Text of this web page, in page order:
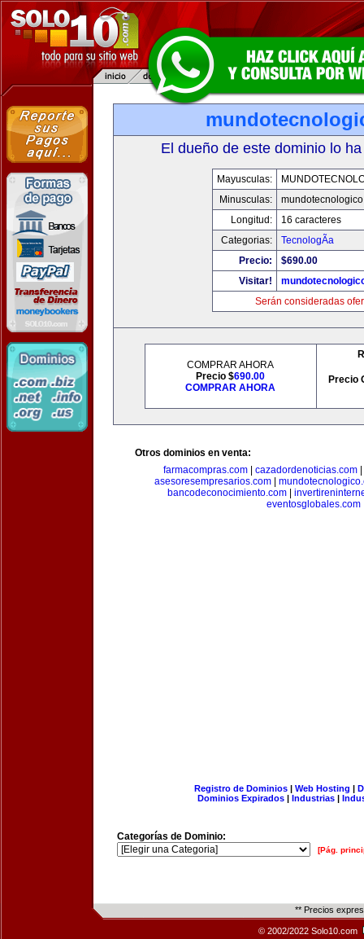
El dueño de este dominio lo
Mayusculas:
Minusculas:
Longitud:
16 caracteres
Categorias:
TecnologÃ­a
Precio:
$690.00
Visitar!
Serán consideradas
COMPRAR AHORA
Precio $690.00
COMPRAR AHORA
Precio
Otros dominios en venta:
farmacompras.com
cazadordenoticias.com
asesoresempresarios.com
bancodeconocimiento.com
eventosglobales.com
Registro de Dominios| Web Hosting |
Dominios Expirados | Industrias |
Categorías de Dominio:
[Pág.
** Precios
© 2002/2022 Solo10.com